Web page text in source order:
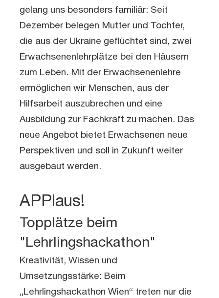
gelang uns besonders familiär: Seit
Dezember belegen Mutter und Tochter,
die aus der Ukraine geflüchtet sind, zwei
Erwachsenenlehrplätze bei den Häusern
zum Leben. Mit der Erwachsenenlehre
ermöglichen wir Menschen, aus der
Hilfsarbeit auszubrechen und eine
Ausbildung zur Fachkraft zu machen. Das
neue Angebot bietet Erwachsenen neue
Perspektiven und soll in Zukunft weiter
ausgebaut werden.
APPlaus!
Topplätze beim
"Lehrlingshackathon"
Kreativität, Wissen und
Umsetzungsstärke: Beim
„Lehrlingshackathon Wien“ treten nur die